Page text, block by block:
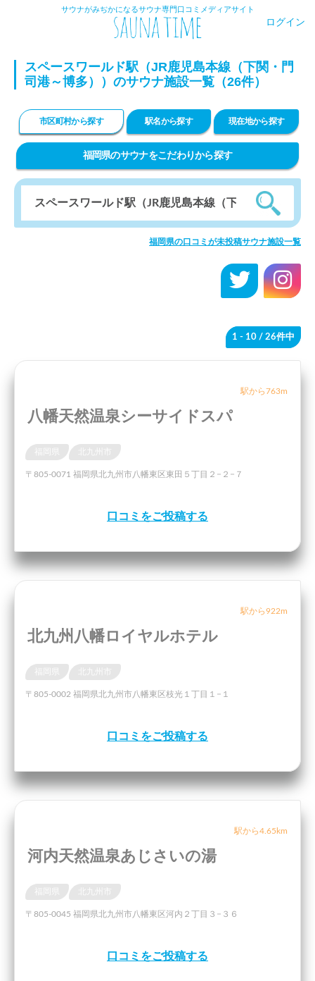
サウナがみぢかになるサウナ専門口コミメディアサイト
ログイン
スペースワールド駅（JR鹿児島本線（下関・門
司港～博多））のサウナ施設一覧（26件）
市区町村から探す 駅名から探す 現在地から探す
福岡県のサウナをこだわりから探す
福岡県の口コミが未投稿サウナ施設一覧
1 - 10 / 26件中
駅から763m
八幡天然温泉シーサイドスパ
〒805-0071 福岡県北九州市八幡東区東田５丁目２−２−７
口コミをご投稿する
駅から922m
北九州八幡ロイヤルホテル
〒805-0002 福岡県北九州市八幡東区枝光１丁目１−１
口コミをご投稿する
駅から4.65km
河内天然温泉あじさいの湯
〒805-0045 福岡県北九州市八幡東区河内２丁目３−３６
口コミをご投稿する